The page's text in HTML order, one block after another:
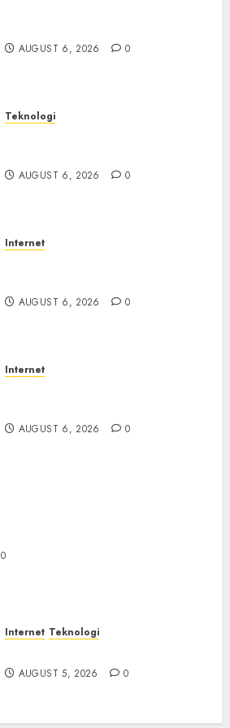
AUGUST 6, 2026 0
Teknologi
AUGUST 6, 2026 0
Internet
AUGUST 6, 2026 0
Internet
AUGUST 6, 2026 0
0
Internet Teknologi
AUGUST 5, 2026 0